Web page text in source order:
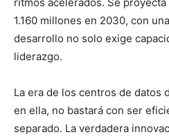
1.160 millones en 2030, con
desarrollo no solo exige
liderazgo.
La era de los centros de datos
en ella, no bastará con ser
separado. La verdadera